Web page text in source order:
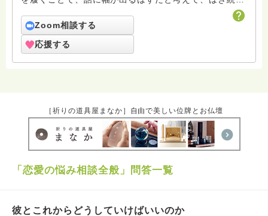
ています。子育てとか家族論とか考えつつ、でも仏教っ
て個人のものだなぁと感じたりします。
Zoom相談する
応援する
［祈りの道具屋まなか］自由で美しい位牌とお仏壇
「恋愛の悩み相談全般」問答一覧
彼とこれからどうしていけばいいのか